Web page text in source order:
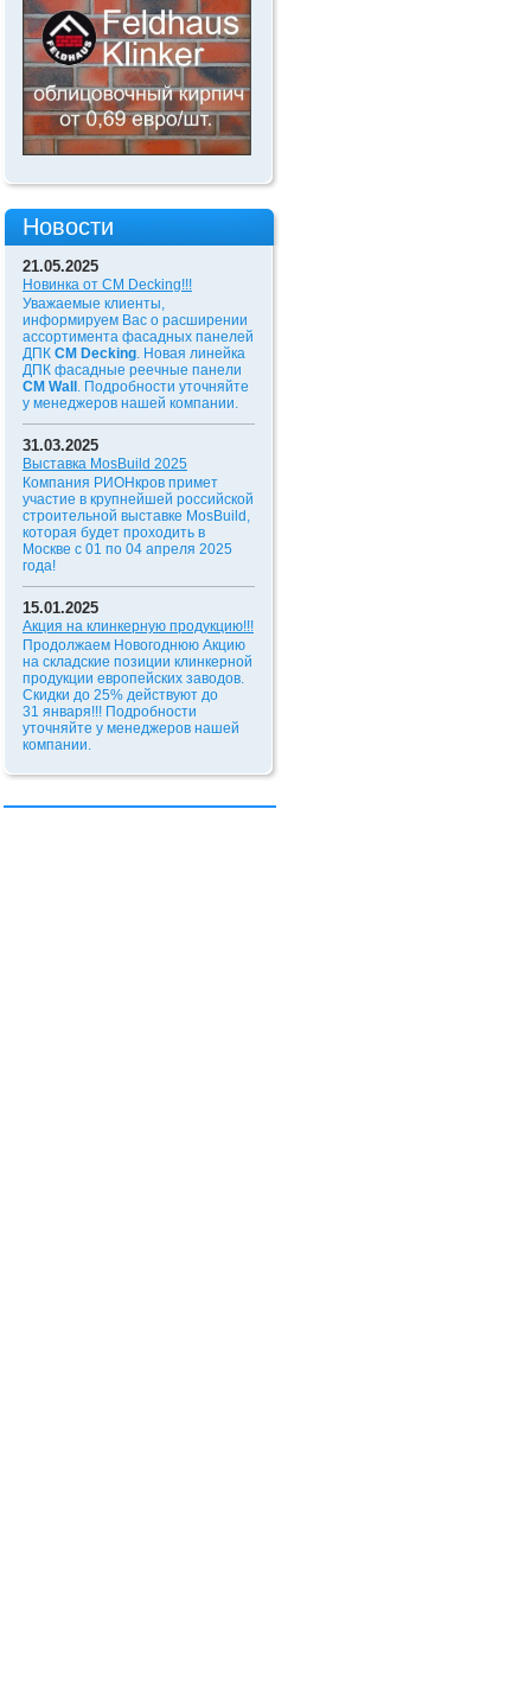
Новости
21.05.2025
Новинка от CM Decking!!!
Уважаемые клиенты,
информируем Вас о расширении
ассортимента фасадных панелей
ДПК CM Decking. Новая линейка
ДПК фасадные реечные панели
CM Wall . Подробности уточняйте
у менеджеров нашей компании.
31.03.2025
Выставка MosBuild 2025
Компания РИОНкров примет
участие в крупнейшей российской
строительной выставке MosBuild,
которая будет проходить в
Москве с 01 по 04 апреля 2025
года!
15.01.2025
Акция на клинкерную продукцию!!!
Продолжаем Новогоднюю Акцию
на складские позиции клинкерной
продукции европейских заводов.
Скидки до 25% действуют до
31 января!!! Подробности
уточняйте у менеджеров нашей
компании.